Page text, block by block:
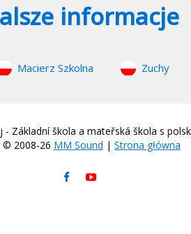
informacje
Macierz Szkolna Zuchy
Základní škola a mateřská škola s
© 2008-26 MM Sound | Strona główna